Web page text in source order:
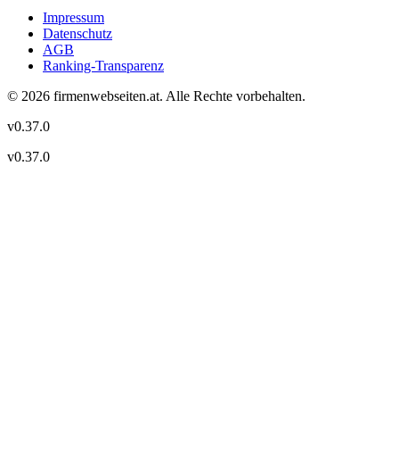
Impressum
Datenschutz
AGB
Ranking-Transparenz
© 2026 firmenwebseiten.at. Alle Rechte vorbehalten.
v0.37.0
v0.37.0